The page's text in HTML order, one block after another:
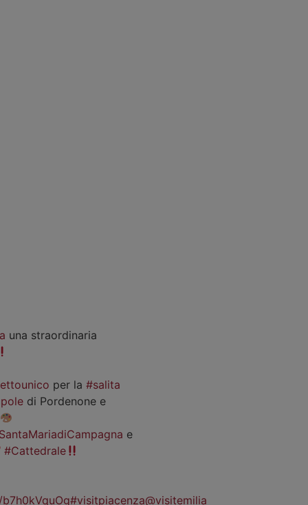
una straordinaria
per la#salita
di Pordenone e
e
#Cattedrale
#visitpiacenza@visitemilia